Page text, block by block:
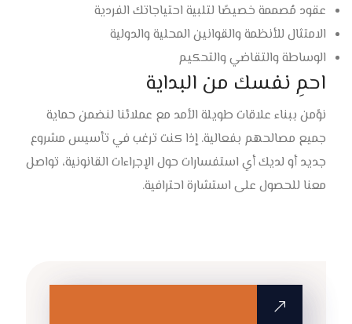
عقود مُصممة خصيصًا لتلبية احتياجاتك الفردية
الامتثال للأنظمة والقوانين المحلية والدولية
الوساطة والتقاضي والتحكيم
احمِ نفسك من البداية
نؤمن ببناء علاقات طويلة الأمد مع عملائنا لنضمن حماية
جميع مصالحهم بفعالية. إذا كنت ترغب في تأسيس مشروع
جديد أو لديك أي استفسارات حول الإجراءات القانونية، تواصل
معنا للحصول على استشارة احترافية.